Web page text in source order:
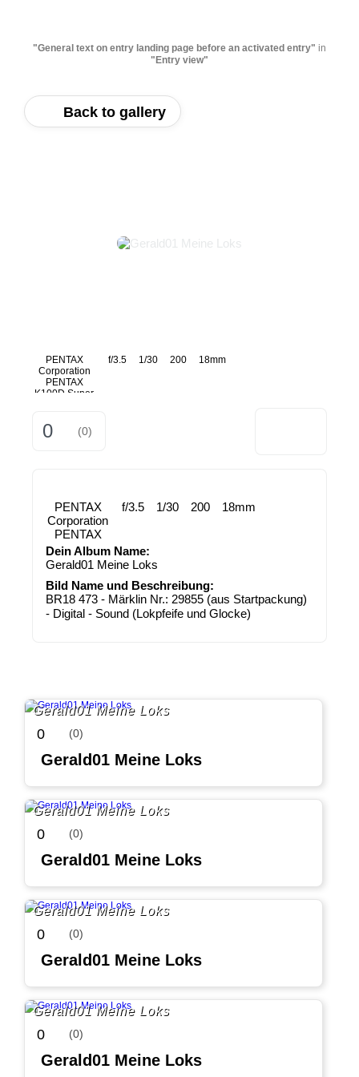
"General text on entry landing page before an activated entry" in
"Entry view"
Back to gallery
PENTAX
Corporation
PENTAX
K100D Super
f/3.5 1/30 200 18mm
0 (0)
PENTAX
Corporation
PENTAX
K100D
Super
f/3.5 1/30 200 18mm
Dein Album Name:
Gerald01 Meine Loks
Bild Name und Beschreibung:
BR18 473 - Märklin Nr.: 29855 (aus Startpackung)
- Digital - Sound (Lokpfeife und Glocke)
Gerald01 Meine Loks
0 (0)
Gerald01 Meine Loks
Gerald01 Meine Loks
0 (0)
Gerald01 Meine Loks
Gerald01 Meine Loks
0 (0)
Gerald01 Meine Loks
Gerald01 Meine Loks
0 (0)
Gerald01 Meine Loks